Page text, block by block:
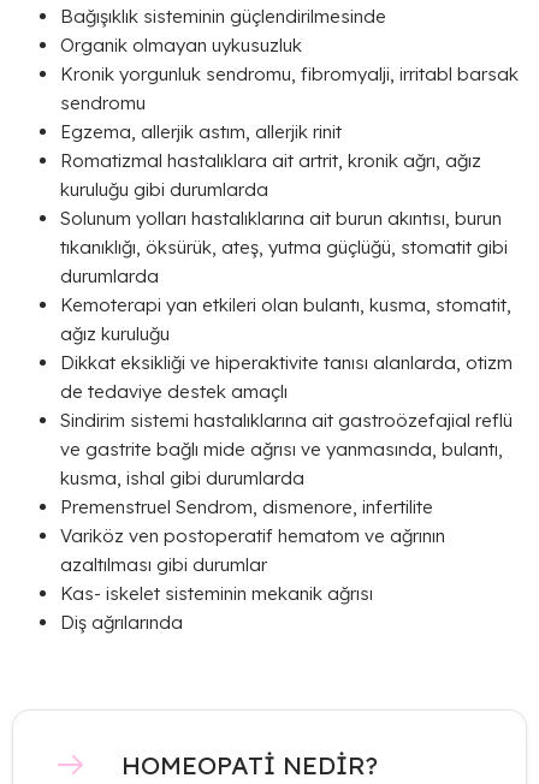
Bağışıklık sisteminin güçlendirilmesinde
Organik olmayan uykusuzluk
Kronik yorgunluk sendromu, fibromyalji, irritabl barsak
sendromu
Egzema, allerjik astım, allerjik rinit
Romatizmal hastalıklara ait artrit, kronik ağrı, ağız
kuruluğu gibi durumlarda
Solunum yolları hastalıklarına ait burun akıntısı, burun
tıkanıklığı, öksürük, ateş, yutma güçlüğü, stomatit gibi
durumlarda
Kemoterapi yan etkileri olan bulantı, kusma, stomatit,
ağız kuruluğu
Dikkat eksikliği ve hiperaktivite tanısı alanlarda, otizm
de tedaviye destek amaçlı
Sindirim sistemi hastalıklarına ait gastroözefajial reflü
ve gastrite bağlı mide ağrısı ve yanmasında, bulantı,
kusma, ishal gibi durumlarda
Premenstruel Sendrom, dismenore, infertilite
Variköz ven postoperatif hematom ve ağrının
azaltılması gibi durumlar
Kas- iskelet sisteminin mekanik ağrısı
Diş ağrılarında
HOMEOPATİ NEDİR?